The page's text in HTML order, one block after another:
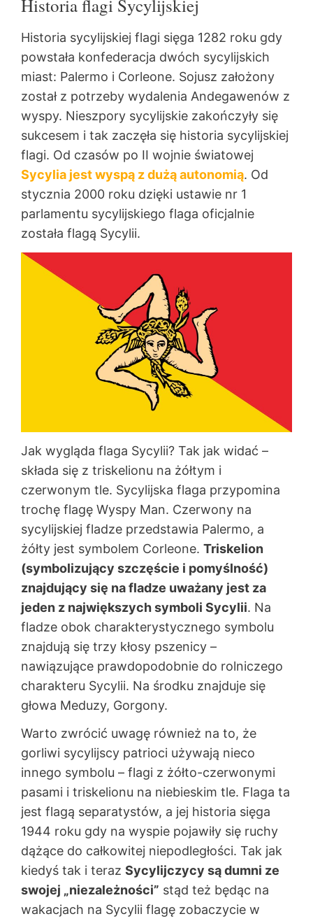
Historia flagi Sycylijskiej
Historia sycylijskiej flagi sięga 1282 roku gdy
powstała konfederacja dwóch sycylijskich
miast: Palermo i Corleone. Sojusz założony
został z potrzeby wydalenia Andegawenów z
wyspy. Nieszpory sycylijskie zakończyły się
sukcesem i tak zaczęła się historia sycylijskiej
flagi. Od czasów po II wojnie światowej
Sycylia jest wyspą z dużą autonomią. Od
stycznia 2000 roku dzięki ustawie nr 1
parlamentu sycylijskiego flaga oficjalnie
została flagą Sycylii.
Jak wygląda flaga Sycylii? Tak jak widać –
składa się z triskelionu na żółtym i
czerwonym tle. Sycylijska flaga przypomina
trochę flagę Wyspy Man. Czerwony na
sycylijskiej fladze przedstawia Palermo, a
żółty jest symbolem Corleone. Triskelion
(symbolizujący szczęście i pomyślność)
znajdujący się na fladze uważany jest za
jeden z największych symboli Sycylii. Na
fladze obok charakterystycznego symbolu
znajdują się trzy kłosy pszenicy –
nawiązujące prawdopodobnie do rolniczego
charakteru Sycylii. Na środku znajduje się
głowa Meduzy, Gorgony.
Warto zwrócić uwagę również na to, że
gorliwi sycylijscy patrioci używają nieco
innego symbolu – flagi z żółto-czerwonymi
pasami i triskelionu na niebieskim tle. Flaga ta
jest flagą separatystów, a jej historia sięga
1944 roku gdy na wyspie pojawiły się ruchy
dążące do całkowitej niepodległości. Tak jak
kiedyś tak i teraz Sycylijczycy są dumni ze
swojej „niezależności” stąd też będąc na
wakacjach na Sycylii flagę zobaczycie w